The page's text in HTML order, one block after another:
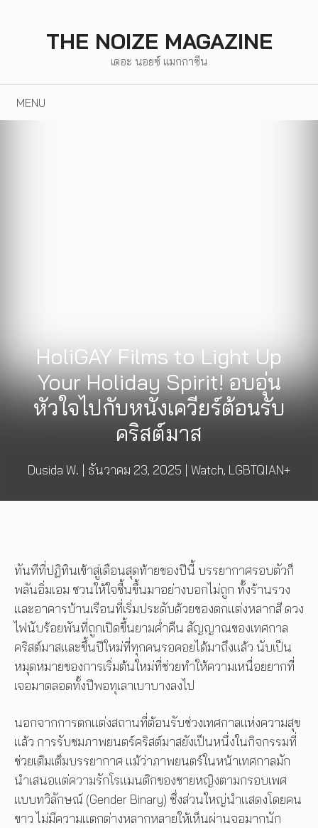
THE NOIZE MAGAZINE
เดอะ นอยซ์ แมกกาซีน
MENU
HoliGAY Films to Light Up
Your Holiday Spirit! อบอุ่น
หัวใจไปกับหนังเควียร์ต้อนรับ
คริสต์มาส
Dusida W. | ธันวาคม 23, 2025 | Watch, LGBTQIAN+
ทันทีที่ปฏิทินเข้าสู่เดือนสุดท้ายของปีนี้ บรรยากาศรอบตัวก็
พลันอิ่มเอม ชวนให้ใจชื้นขึ้นมาอย่างบอกไม่ถูก ทั้งร้านรวง
และอาคารบ้านเรือนที่เริ่มประดับด้วยของตกแต่งหลากสี ดวง
ไฟนับร้อยพันที่ถูกเปิดขึ้นยามค่ำคืน สัญญาณของเทศกาล
คริสต์มาสและขึ้นปีใหม่ที่ทุกคนรอคอยได้มาถึงแล้ว นับเป็น
หมุดหมายของการเริ่มต้นใหม่ที่ช่วยทำให้ความเหนื่อยยากที่
เจอมาตลอดทั้งปีพอทุเลาเบาบางลงไป
นอกจากการตกแต่งสถานที่ต้อนรับช่วงเทศกาลแห่งความสุข
แล้ว การรับชมภาพยนตร์คริสต์มาสยังเป็นหนึ่งในกิจกรรมที่
ช่วยเติมเต็มบรรยากาศ แม้ว่าภาพยนตร์ในหน้าเทศกาลมัก
นำเสนอแต่ความรักโรแมนติกของชายหญิงตามกรอบเพศ
แบบทวิลักษณ์ (Gender Binary) ซึ่งส่วนใหญ่นำแสดงโดยคน
ขาว ไม่มีความแตกต่างหลากหลายให้เห็นผ่านจอมากนัก